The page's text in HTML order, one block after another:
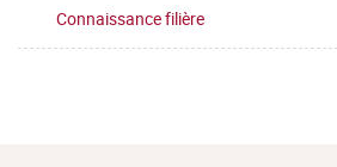
Connaissance filière